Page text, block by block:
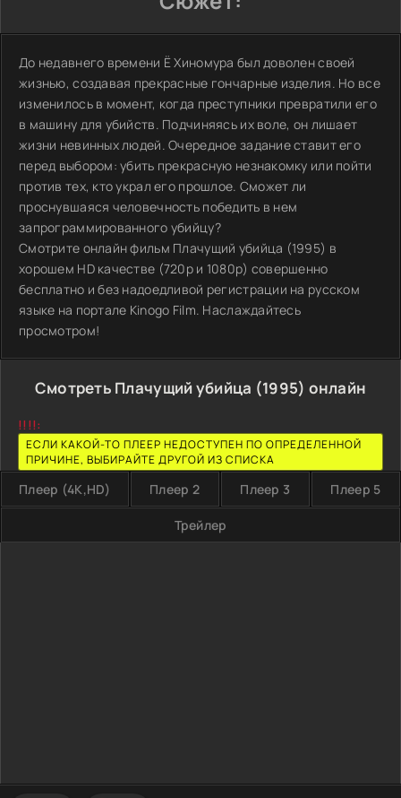
До недавнего времени Ё Хиномура был доволен своей
жизнью, создавая прекрасные гончарные изделия. Но все
изменилось в момент, когда преступники превратили его
в машину для убийств. Подчиняясь их воле, он лишает
жизни невинных людей. Очередное задание ставит его
перед выбором: убить прекрасную незнакомку или пойти
против тех, кто украл его прошлое. Сможет ли
проснувшаяся человечность победить в нем
запрограммированного убийцу?
Смотрите онлайн фильм Плачущий убийца (1995) в
хорошем HD качестве (720p и 1080p) совершенно
бесплатно и без надоедливой регистрации на русском
языке на портале Kinogo Film. Наслаждайтесь
просмотром!
Смотреть Плачущий убийца (1995) онлайн
!!!!:
ЕСЛИ КАКОЙ-ТО ПЛЕЕР НЕДОСТУПЕН ПО ОПРЕДЕЛЕННОЙ
ПРИЧИНЕ, ВЫБИРАЙТЕ ДРУГОЙ ИЗ СПИСКА
Плеер (4K,HD) Плеер 2 Плеер 3 Плеер 5
Трейлер